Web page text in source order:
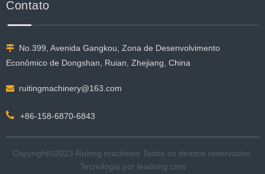
Contato

No.399, Avenida Gangkou, Zona de Desenvolvimento
Econômico de Dongshan, Ruian, Zhejiang, China
 ruitingmachinery@163.com
 +86-158-6870-6843
Copyright©2023 Ruiting machines Todos os direitos reservados.​​​​​​​
Tecnologia por leadong.com